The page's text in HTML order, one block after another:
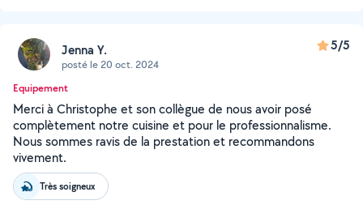
Jenna Y.
posté le 20 oct. 2024
5/5
Equipement
Merci à Christophe et son collègue de nous avoir posé
complètement notre cuisine et pour le professionnalisme.
Nous sommes ravis de la prestation et recommandons
vivement.
Très soigneux